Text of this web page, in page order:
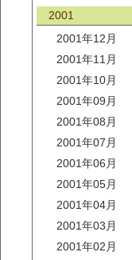
2001
2001年12月
2001年11月
2001年10月
2001年09月
2001年08月
2001年07月
2001年06月
2001年05月
2001年04月
2001年03月
2001年02月